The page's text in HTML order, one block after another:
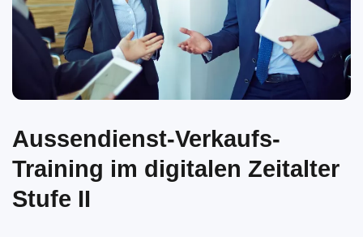
Aussendienst-Verkaufs-
Training im digitalen Zeitalter
Stufe II